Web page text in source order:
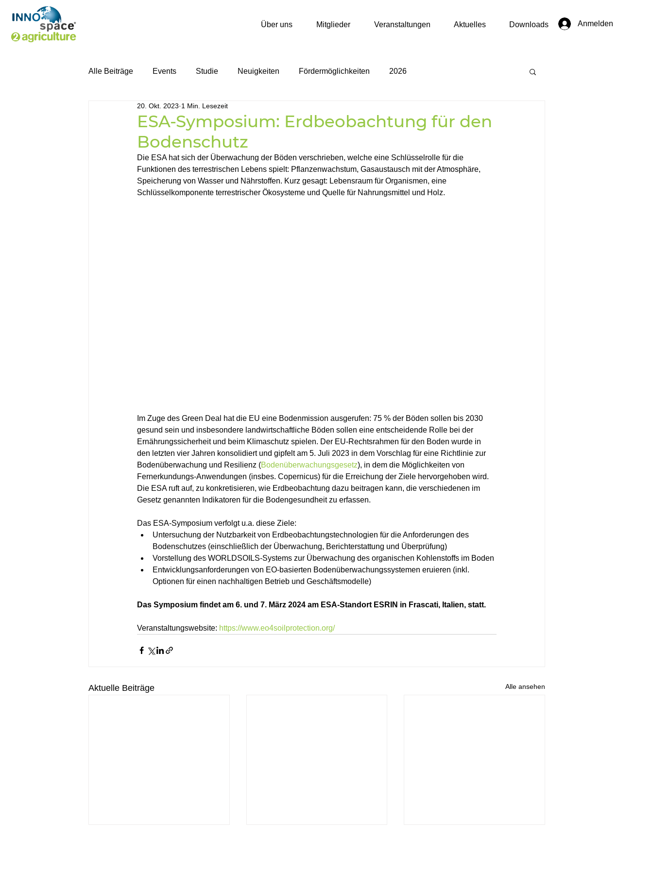
Über uns Mitglieder Veranstaltungen Aktuelles Downloads Anmelden
Alle Beiträge Events Studie Neuigkeiten Fördermöglichkeiten 2026
ESA-Symposium: Erdbeobachtung für den
Bodenschutz
20. Okt. 2023 1 Min. Lesezeit
Die ESA hat sich der Überwachung der Böden verschrieben, welche eine Schlüsselrolle für die
Funktionen des terrestrischen Lebens spielt: Pflanzenwachstum, Gasaustausch mit der Atmosphäre,
Speicherung von Wasser und Nährstoffen. Kurz gesagt: Lebensraum für Organismen, eine
Schlüsselkomponente terrestrischer Ökosysteme und Quelle für Nahrungsmittel und Holz.
Im Zuge des Green Deal hat die EU eine Bodenmission ausgerufen: 75 % der Böden sollen bis 2030
gesund sein und insbesondere landwirtschaftliche Böden sollen eine entscheidende Rolle bei der
Ernährungssicherheit und beim Klimaschutz spielen. Der EU-Rechtsrahmen für den Boden wurde in
den letzten vier Jahren konsolidiert und gipfelt am 5. Juli 2023 in dem Vorschlag für eine Richtlinie zur
Bodenüberwachung und Resilienz (Bodenüberwachungsgesetz), in dem die Möglichkeiten von
Fernerkundungs-Anwendungen (insbes. Copernicus) für die Erreichung der Ziele hervorgehoben wird.
Die ESA ruft auf, zu konkretisieren, wie Erdbeobachtung dazu beitragen kann, die verschiedenen im
Gesetz genannten Indikatoren für die Bodengesundheit zu erfassen.
Das ESA-Symposium verfolgt u.a. diese Ziele:
Untersuchung der Nutzbarkeit von Erdbeobachtungstechnologien für die Anforderungen des
Bodenschutzes (einschließlich der Überwachung, Berichterstattung und Überprüfung)
Vorstellung des WORLDSOILS-Systems zur Überwachung des organischen Kohlenstoffs im Boden
Entwicklungsanforderungen von EO-basierten Bodenüberwachungssystemen eruieren (inkl.
Optionen für einen nachhaltigen Betrieb und Geschäftsmodelle)
Das Symposium findet am 6. und 7. März 2024 am ESA-Standort ESRIN in Frascati, Italien, statt.
Veranstaltungswebsite: https://www.eo4soilprotection.org/
Aktuelle Beiträge Alle ansehen